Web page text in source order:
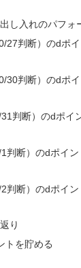
し入れのパフォ
27判断）のdポ
30判断）のdポ
判断）のdポイ
判断）のdポイ
判断）のdポイ
り
トを貯める